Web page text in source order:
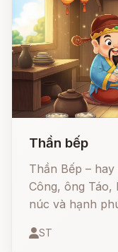
bên nhau trong
Thần bếp
Thần Bếp –
Công, ông Táo,
núc và hạnh
Chạp, Thần
ST